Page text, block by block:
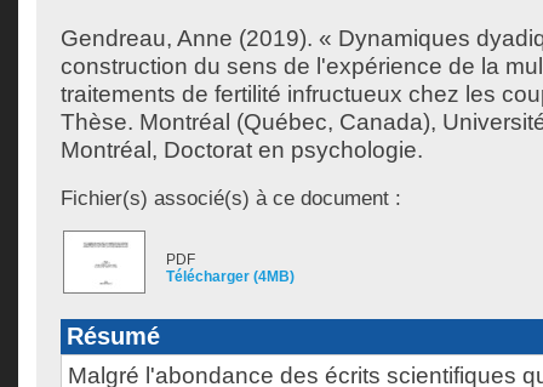
Gendreau, Anne (2019). « Dynamiques
construction du sens de l'expérience de la
traitements de fertilité infructueux chez les
Thèse. Montréal (Québec, Canada),
Montréal, Doctorat en psychologie.
Fichier(s) associé(s) à ce document :
PDF
Télécharger (4MB)
Résumé
Malgré l'abondance des écrits scientifiques